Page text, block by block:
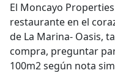
El Moncayo
restaurante en el
de La Marina- Oasis,
compra, preguntar
100m2 según nota